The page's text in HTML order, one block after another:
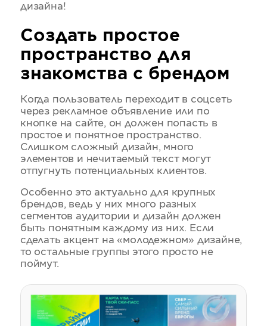
дизайна!
Создать простое
пространство для
знакомства с брендом
Когда пользователь переходит в соцсеть
через рекламное объявление или по
кнопке на сайте, он должен попасть в
простое и понятное пространство.
Слишком сложный дизайн, много
элементов и нечитаемый текст могут
отпугнуть потенциальных клиентов.
Особенно это актуально для крупных
брендов, ведь у них много разных
сегментов аудитории и дизайн должен
быть понятным каждому из них. Если
сделать акцент на «молодежном» дизайне,
то остальные группы этого просто не
поймут.